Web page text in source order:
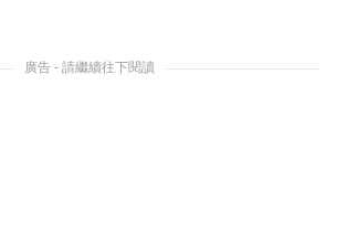
廣告 - 請繼續往下閱讀